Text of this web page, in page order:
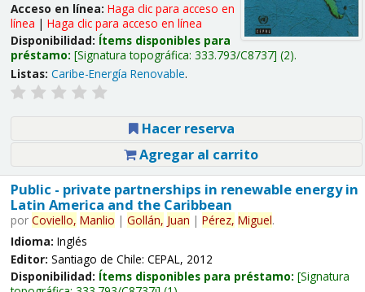
Acceso en línea: Haga clic para acceso en
línea | Haga clic para acceso en línea
Disponibilidad: Ítems disponibles para
préstamo: Signatura topográfica: 333.793/C8737 (2).
Listas: Caribe-Energía Renovable.
Hacer reserva
Agregar al carrito
Public - private partnerships in renewable energy in
Latin America and the Caribbean
por Coviello, Manlio | Gollán, Juan | Pérez, Miguel.
Idioma: Inglés
Editor: Santiago de Chile: CEPAL, 2012
Disponibilidad: Ítems disponibles para préstamo: Signatura